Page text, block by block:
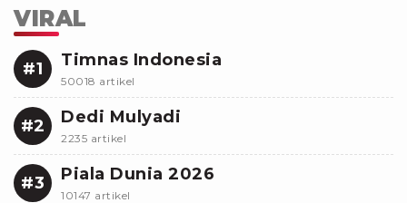
VIRAL
#1 Timnas Indonesia
50018 artikel
#2 Dedi Mulyadi
2235 artikel
#3 Piala Dunia 2026
10147 artikel